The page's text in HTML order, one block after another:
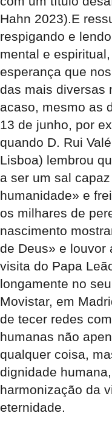
Hahn 2023).E
respigando e
mental e
esperança que
das mais diversas
acaso, mesmo as
13 de junho, por
quando D. Rui
Lisboa) lembrou
a ser um sal
humanidade» e
os milhares de
nascimento
de Deus» e louvor
visita do Papa
longamente no
Movistar, em
de tecer redes
humanas não
qualquer coisa,
dignidade
harmonização da
eternidade.